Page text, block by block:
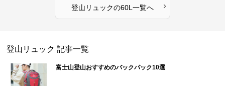
登山リュックの60L 一覧へ ›
登山リュック 記事一覧
富士山登山おすすめのバックパック10選